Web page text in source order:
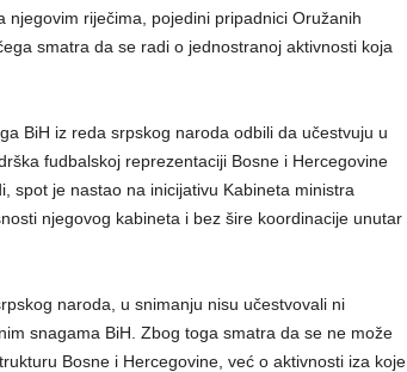
riječima, pojedini pripadnici Oružanih
smatra da se radi o jednostranoj aktivnosti koja
BiH iz reda srpskog naroda odbili da učestvuju u
fudbalskoj reprezentaciji Bosne i Hercegovine
spot je nastao na inicijativu Kabineta ministra
njegovog kabineta i bez šire koordinacije unutar
naroda, u snimanju nisu učestvovali ni
snagama BiH. Zbog toga smatra da se ne može
Bosne i Hercegovine, već o aktivnosti iza koje